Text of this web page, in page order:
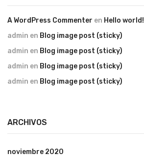
A WordPress Commenter en Hello world!
admin en Blog image post (sticky)
admin en Blog image post (sticky)
admin en Blog image post (sticky)
admin en Blog image post (sticky)
ARCHIVOS
noviembre 2020